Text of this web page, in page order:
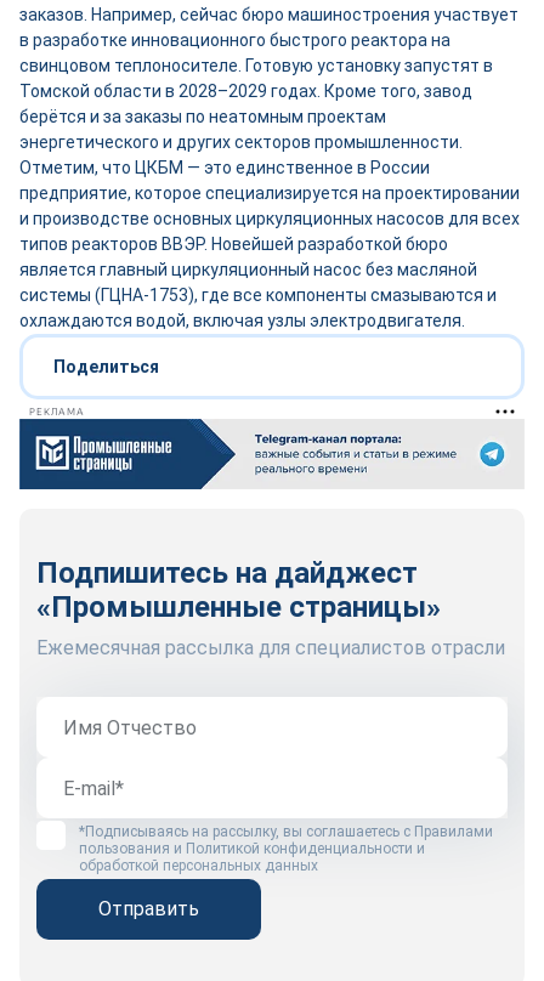
заказов. Например, сейчас бюро машиностроения участвует
в разработке инновационного быстрого реактора на
свинцовом теплоносителе. Готовую установку запустят в
Томской области в 2028–2029 годах. Кроме того, завод
берётся и за заказы по неатомным проектам
энергетического и других секторов промышленности.
Отметим, что ЦКБМ — это единственное в России
предприятие, которое специализируется на проектировании
и производстве основных циркуляционных насосов для всех
типов реакторов ВВЭР. Новейшей разработкой бюро
является главный циркуляционный насос без масляной
системы (ГЦНА-1753), где все компоненты смазываются и
охлаждаются водой, включая узлы электродвигателя.
Поделиться
РЕКЛАМА
Подпишитесь на дайджест
«Промышленные страницы»
Ежемесячная рассылка для специалистов отрасли
*Подписываясь на рассылку, вы соглашаетесь с Правилами
пользования и Политикой конфиденциальности и
обработкой персональных данных
Отправить